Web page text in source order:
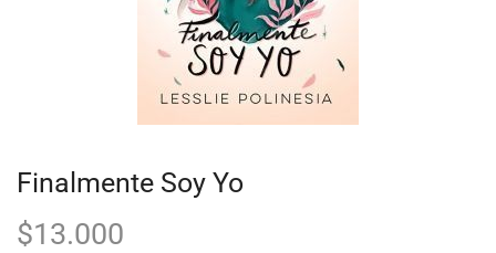
Finalmente Soy Yo
$13.000